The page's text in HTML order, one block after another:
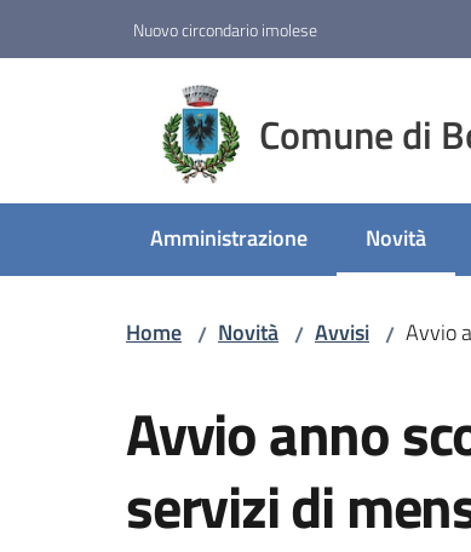
Nuovo circondario imolese
Comune di
Amministrazione Novità
Menu
Home / Novità / Avvisi / Avvio
Avvio anno
servizi di